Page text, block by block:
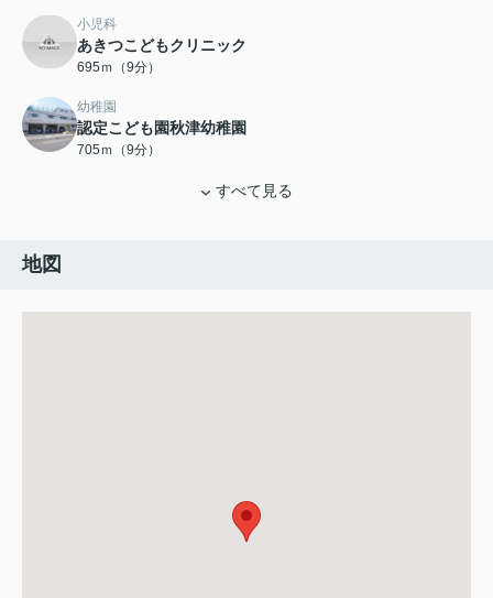
小児科
あきつこどもクリニック
695ｍ（9分）
幼稚園
認定こども園秋津幼稚園
705ｍ（9分）
すべて見る
地図